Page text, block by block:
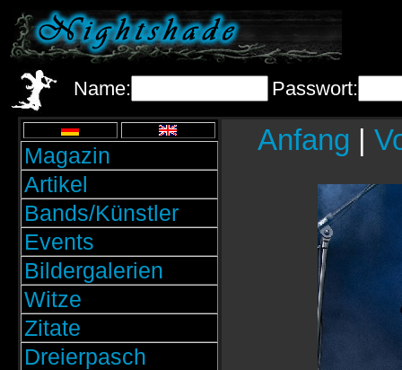
Name: Passwort:
Magazin
Artikel
Bands/Künstler
Events
Bildergalerien
Witze
Zitate
Dreierpasch
Anfang |